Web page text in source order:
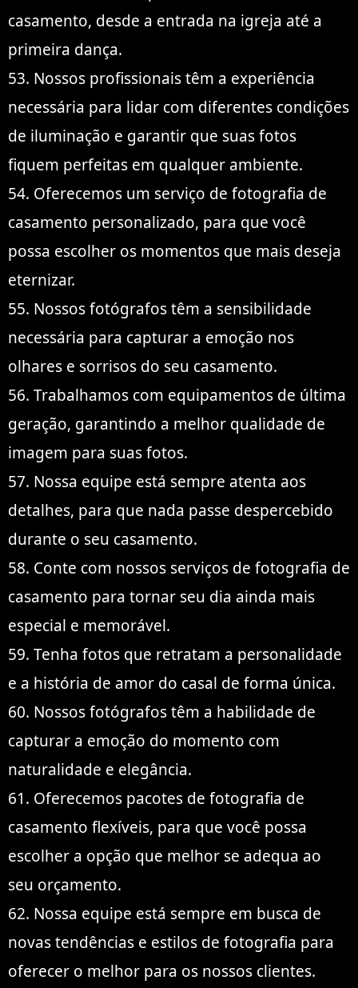
casamento, desde a entrada na igreja até a
primeira dança.
53. Nossos profissionais têm a experiência
necessária para lidar com diferentes condições
de iluminação e garantir que suas fotos
fiquem perfeitas em qualquer ambiente.
54. Oferecemos um serviço de fotografia de
casamento personalizado, para que você
possa escolher os momentos que mais deseja
eternizar.
55. Nossos fotógrafos têm a sensibilidade
necessária para capturar a emoção nos
olhares e sorrisos do seu casamento.
56. Trabalhamos com equipamentos de última
geração, garantindo a melhor qualidade de
imagem para suas fotos.
57. Nossa equipe está sempre atenta aos
detalhes, para que nada passe despercebido
durante o seu casamento.
58. Conte com nossos serviços de fotografia de
casamento para tornar seu dia ainda mais
especial e memorável.
59. Tenha fotos que retratam a personalidade
e a história de amor do casal de forma única.
60. Nossos fotógrafos têm a habilidade de
capturar a emoção do momento com
naturalidade e elegância.
61. Oferecemos pacotes de fotografia de
casamento flexíveis, para que você possa
escolher a opção que melhor se adequa ao
seu orçamento.
62. Nossa equipe está sempre em busca de
novas tendências e estilos de fotografia para
oferecer o melhor para os nossos clientes.